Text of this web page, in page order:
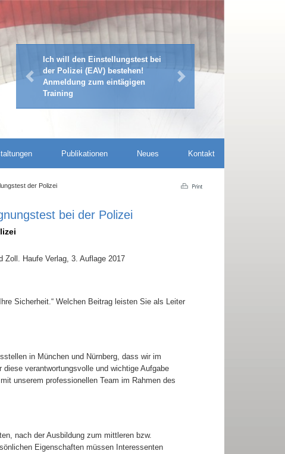
Hör' Dich schlau: Tipps für die
schriftliche Bewerbung (print /
online) und das
Vorstellungsgespräch
Previous Next
Publikationen Neues Kontakt
der Polizei
bei der Polizei
Zoll. Haufe Verlag, 3. Auflage 2017
Sicherheit.“ Welchen Beitrag leisten Sie als Leiter
in München und Nürnberg, dass wir im
verantwortungsvolle und wichtige Aufgabe
unserem professionellen Team im Rahmen des
nach der Ausbildung zum mittleren bzw.
Eigenschaften müssen Interessenten